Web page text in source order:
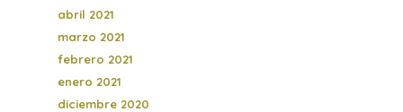
abril 2021
marzo 2021
febrero 2021
enero 2021
diciembre 2020